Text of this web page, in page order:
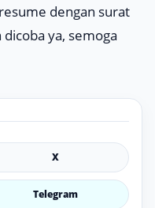
resume dengan surat
ya, semoga
X
Telegram